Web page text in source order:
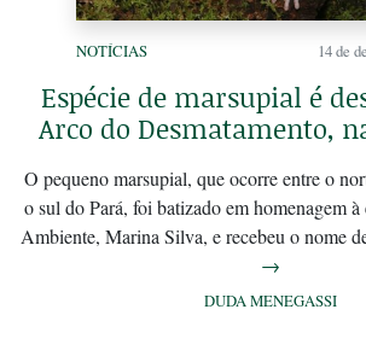
NOTÍCIAS 14 de
Espécie de marsupial é
Arco do Desmatamento,
O pequeno marsupial, que ocorre entre o
o sul do Pará, foi batizado em homenagem
Ambiente, Marina Silva, e recebeu o nome
→
DUDA MENEGASSI